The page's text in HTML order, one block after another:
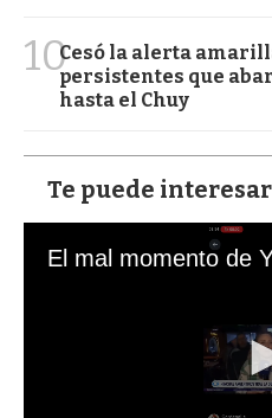
10Cesó la alerta
persistentes que
hasta el Chuy
Te puede interesar